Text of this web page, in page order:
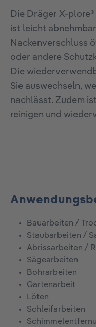
Die Dräger X-
ist leicht
Nackenverschluss
oder andere
Die
Sie auswechseln,
nachlässt. Zudem
reinigen und
Bauarbeiten /
Staubarbeiten /
Abrissarbeiten /
Sägearbeiten
Bohrarbeiten
Gartenarbeit
Löten
Schleifarbeiten